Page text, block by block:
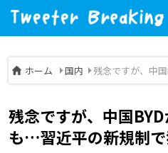
ホーム 国内 残念ですが、中
残念ですが、中国
も…習近平の新規制